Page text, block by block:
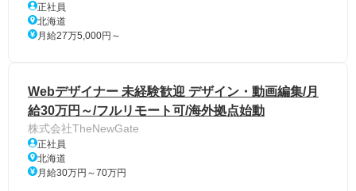
正社員
北海道
月給27万5,000円～
Webデザイナー 未経験歓迎 デザイン・動画編集/月
給30万円～/フルリモート可/海外拠点始動
株式会社TheNewGate
正社員
北海道
月給30万円～70万円